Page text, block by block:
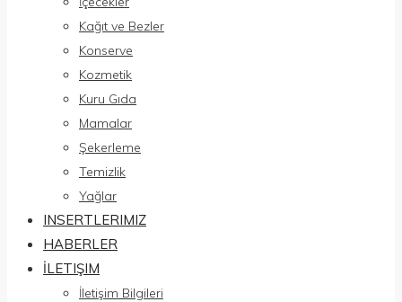
Kağıt ve Bezler
Konserve
Kozmetik
Kuru Gıda
Mamalar
Şekerleme
Temizlik
Yağlar
INSERTLERIMIZ
HABERLER
İLETIŞIM
İletişim Bilgileri